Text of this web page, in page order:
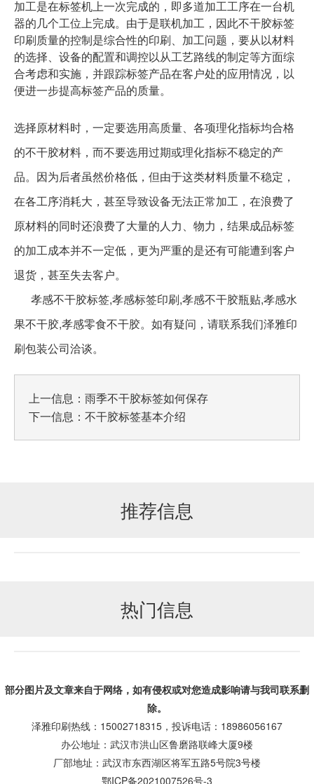
加工是在标签机上一次完成的，即多道加工工序在一台机
器的几个工位上完成。由于是联机加工，因此不干胶标签
印刷质量的控制是综合性的印刷、加工问题，要从以材料
的选择、设备的配置和调控以从工艺路线的制定等方面综
合考虑和实施，并跟踪标签产品在客户处的应用情况，以
便进一步提高标签产品的质量。
选择原材料时，一定要选用高质量、各项理化指标均合格
的不干胶材料，而不要选用过期或理化指标不稳定的产
品。因为后者虽然价格低，但由于这类材料质量不稳定，
在各工序消耗大，甚至导致设备无法正常加工，在浪费了
原材料的同时还浪费了大量的人力、物力，结果成品标签
的加工成本并不一定低，更为严重的是还有可能遭到客户
退货，甚至失去客户。
孝感不干胶标签,孝感标签印刷,孝感不干胶瓶贴,孝感水
果不干胶,孝感零食不干胶。如有疑问，请联系我们泽雅印
刷包装公司洽谈。
上一信息： 雨季不干胶标签如何保存
下一信息： 不干胶标签基本介绍
推荐信息
热门信息
部分图片及文章来自于网络，如有侵权或对您造成影响请与我司联系删
除。
泽雅印刷热线：15002718315，投诉电话：18986056167
办公地址：武汉市洪山区鲁磨路联峰大厦9楼
厂部地址：武汉市东西湖区将军五路5号院3号楼
鄂ICP备2021007526号-3